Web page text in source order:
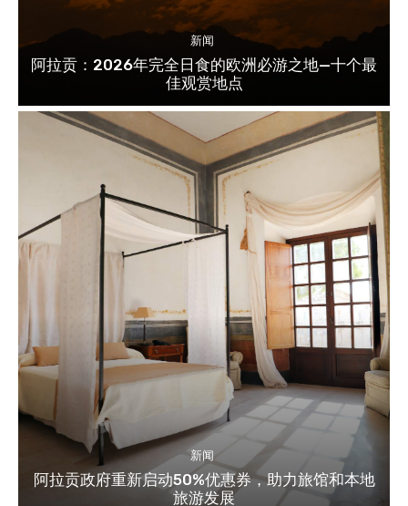
新闻
阿拉贡：2026年完全日食的欧洲必游之地—十个最
佳观赏地点
新闻
阿拉贡政府重新启动50%优惠券，助力旅馆和本地
旅游发展